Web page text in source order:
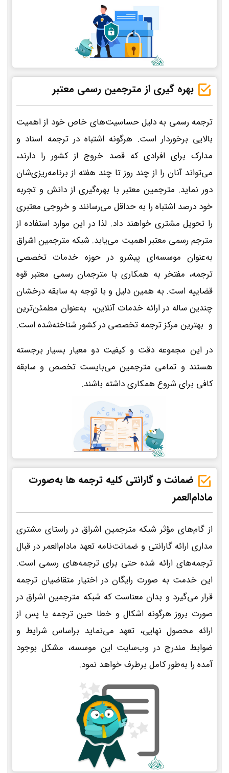
بهره گیری از مترجمین رسمی معتبر
ترجمه رسمی به دلیل حساسیت‌های خاص خود از اهمیت
بالایی برخوردار است. هرگونه اشتباه در ترجمه اسناد و
مدارک برای افرادی که قصد خروج از کشور را دارند،
می‌تواند آنان را از چند روز تا چند هفته از برنامه‌ریزی‌شان
دور نماید. مترجمین معتبر با بهره‌گیری از دانش و تجربه
خود درصد اشتباه را به حداقل می‌رسانند و خروجی معتبری
را تحویل مشتری خواهند داد. لذا در این موارد استفاده از
مترجم رسمی معتبر اهمیت می‌یابد. شبکه مترجمین اشراق
به‌عنوان موسسه‌ای پیشرو در حوزه خدمات تخصصی
ترجمه، مفتخر به همکاری با مترجمان رسمی معتبر قوه
قضاییه است. به همین دلیل و با توجه به سابقه درخشان
چندین ساله در ارائه خدمات آنلاین، به‌عنوان مطمئن‌ترین
و بهترین مرکز ترجمه تخصصی در کشور شناخته‌شده است.
در این مجموعه دقت و کیفیت دو معیار بسیار برجسته
هستند و تمامی مترجمین می‌بایست تخصص و سابقه
کافی برای شروع همکاری داشته باشند.
ضمانت و گارانتی کلیه ترجمه ها به‌صورت
مادام‌العمر
از گام‌های مؤثر شبکه مترجمین اشراق در راستای مشتری
مداری ارائه گارانتی و ضمانت‌نامه تعهد مادام‌العمر در قبال
ترجمه‌های ارائه شده حتی برای ترجمه‌های رسمی است.
این خدمت به صورت رایگان در اختیار متقاضیان ترجمه
قرار می‌گیرد و بدان معناست که شبکه مترجمین اشراق در
صورت بروز هرگونه اشکال و خطا حین ترجمه یا پس از
ارائه محصول نهایی، تعهد می‌نماید براساس شرایط و
ضوابط مندرج در وب‌سایت این موسسه، مشکل بوجود
آمده را به‌طور کامل برطرف خواهد نمود.